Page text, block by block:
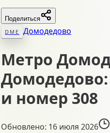
Поделиться
DME
Домодедово
Метро
Домодедово:
и номер 308
Обновлено: 16 июля 2026